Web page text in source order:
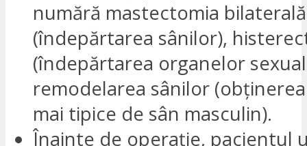
numără mastectomia bilaterală
(îndepărtarea sânilor),
(îndepărtarea organelor
remodelarea sânilor
mai tipice de sân masculin).
Înainte de operație, pacientul